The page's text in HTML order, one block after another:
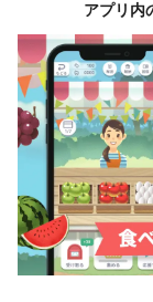
アプリ内